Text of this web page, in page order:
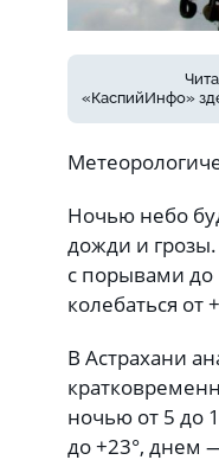
«КаспийИнфо»
Ночью небо
дожди и
с порывами до
колебаться от
В Астрахани
ночью от 5 до
до +23°, днем